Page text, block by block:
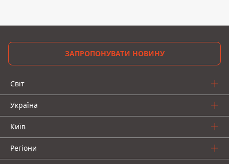
ЗАПРОПОНУВАТИ НОВИНУ
Світ
Україна
Київ
Регіони